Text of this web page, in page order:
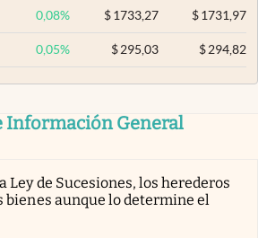
0,08% $ 1733,27 $1731,97
0,05% $295,03 $294,82
Información General
Ley de Sucesiones, los herederos
bienes aunque lo determine el